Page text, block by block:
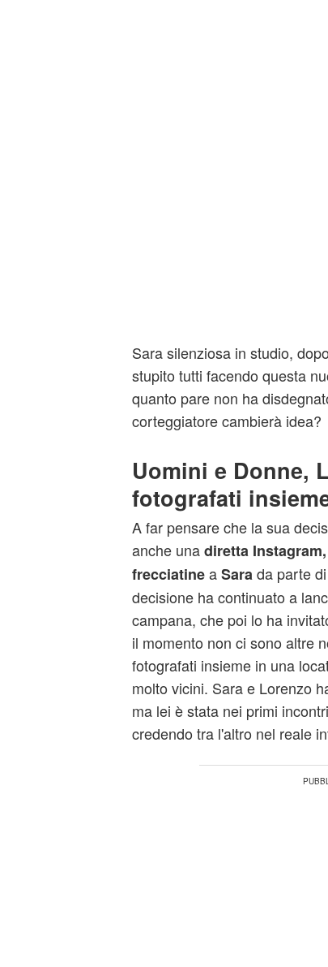
con le rispettive troniste,
Sara silenziosa in studio,
stupito tutti facendo questa
quanto pare non ha
corteggiatore cambierà idea?
Uomini e Donne,
fotografati
A far pensare che la sua
anche unadiretta Instagram,
frecciatineaSarada parte di
decisione ha continuato a
campana, che poi lo ha
il momento non ci sono altre
fotografati insieme in una
molto vicini. Sara e Lorenzo
ma lei è stata nei primi
credendo tra l'altro nel reale